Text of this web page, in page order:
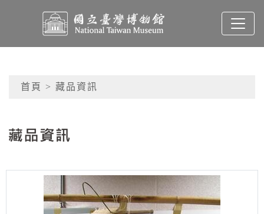
國立臺灣博物館典藏
網頁導覽
首頁 > 藏品資訊